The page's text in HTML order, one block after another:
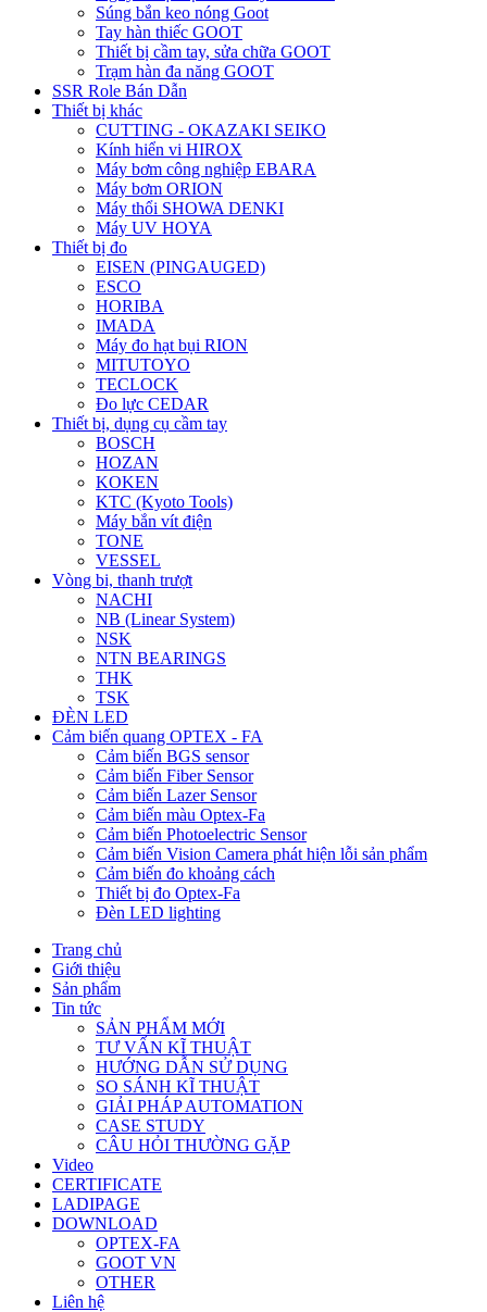
Súng bắn keo nóng Goot
Tay hàn thiếc GOOT
Thiết bị cầm tay, sửa chữa GOOT
Trạm hàn đa năng GOOT
SSR Role Bán Dẫn
Thiết bị khác
CUTTING - OKAZAKI SEIKO
Kính hiển vi HIROX
Máy bơm công nghiệp EBARA
Máy bơm ORION
Máy thổi SHOWA DENKI
Máy UV HOYA
Thiết bị đo
EISEN (PINGAUGED)
ESCO
HORIBA
IMADA
Máy đo hạt bụi RION
MITUTOYO
TECLOCK
Đo lực CEDAR
Thiết bị, dụng cụ cầm tay
BOSCH
HOZAN
KOKEN
KTC (Kyoto Tools)
Máy bắn vít điện
TONE
VESSEL
Vòng bi, thanh trượt
NACHI
NB (Linear System)
NSK
NTN BEARINGS
THK
TSK
ĐÈN LED
Cảm biến quang OPTEX - FA
Cảm biến BGS sensor
Cảm biến Fiber Sensor
Cảm biến Lazer Sensor
Cảm biến màu Optex-Fa
Cảm biến Photoelectric Sensor
Cảm biến Vision Camera phát hiện lỗi sản phẩm
Cảm biến đo khoảng cách
Thiết bị đo Optex-Fa
Đèn LED lighting
Trang chủ
Giới thiệu
Sản phẩm
Tin tức
SẢN PHẨM MỚI
TƯ VẤN KĨ THUẬT
HƯỚNG DẪN SỬ DỤNG
SO SÁNH KĨ THUẬT
GIẢI PHÁP AUTOMATION
CASE STUDY
CÂU HỎI THƯỜNG GẶP
Video
CERTIFICATE
LADIPAGE
DOWNLOAD
OPTEX-FA
GOOT VN
OTHER
Liên hệ